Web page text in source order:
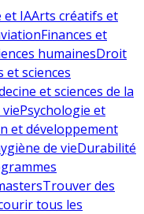
et IAArts créatifs et
Finances et
humainesDroit
et sciences
et sciences de la
Psychologie et
et développement
de vieDurabilité
Trouver des
tous les